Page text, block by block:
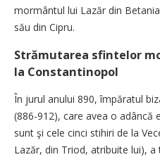
mormântul lui Lazăr din
său din Cipru.
Strămutarea sfintelor
la Constantinopol
În jurul anului 890, împăratul
(886-912), care avea o adâncă
sunt şi cele cinci stihiri de la
Lazăr, din Triod, atribuite lui),